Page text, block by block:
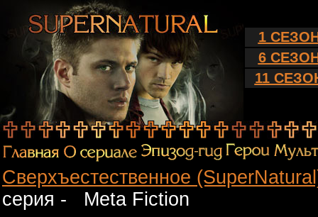
1
6
11
Сверхъестественное
серия - Meta Fiction